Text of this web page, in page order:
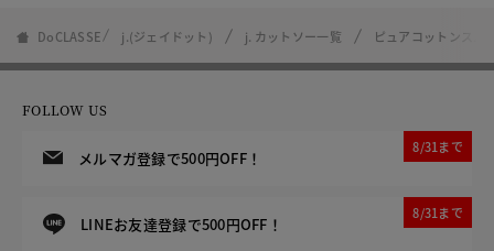
DoCLASSE j.(ジェイドット) j. カットソー一覧 ピュアコットンスム
FOLLOW US
メルマガ登録で500円OFF！
8/31まで
LINEお友達登録で500円OFF！
8/31まで